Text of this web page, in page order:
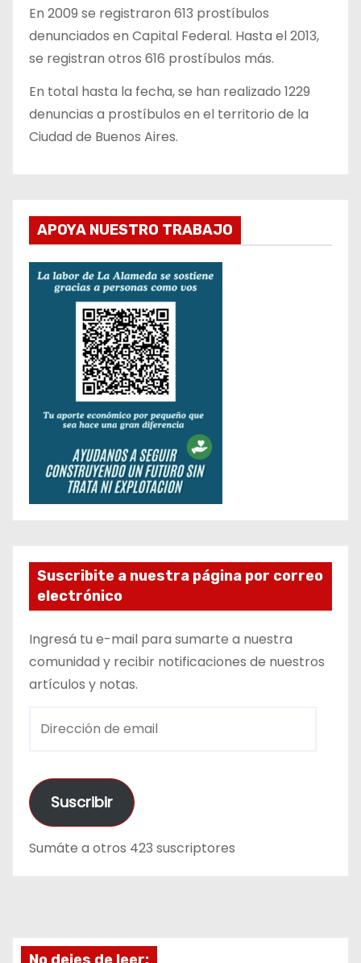
En 2009 se registraron 613 prostíbulos
denunciados en Capital Federal. Hasta el 2013,
se registran otros 616 prostíbulos más.
En total hasta la fecha, se han realizado 1229
denuncias a prostíbulos en el territorio de la
Ciudad de Buenos Aires.
APOYA NUESTRO TRABAJO
Suscribite a nuestra página por correo
electrónico
Ingresá tu e-mail para sumarte a nuestra
comunidad y recibir notificaciones de nuestros
artículos y notas.
e
c
i
e
Suscribir
Sumáte a otros 423 suscriptores